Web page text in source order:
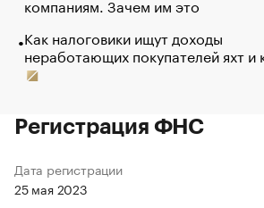
компаниям. Зачем им это
Как налоговики ищут доходы
неработающих покупателей яхт и
Регистрация ФНС
Дата регистрации
25 мая 2023